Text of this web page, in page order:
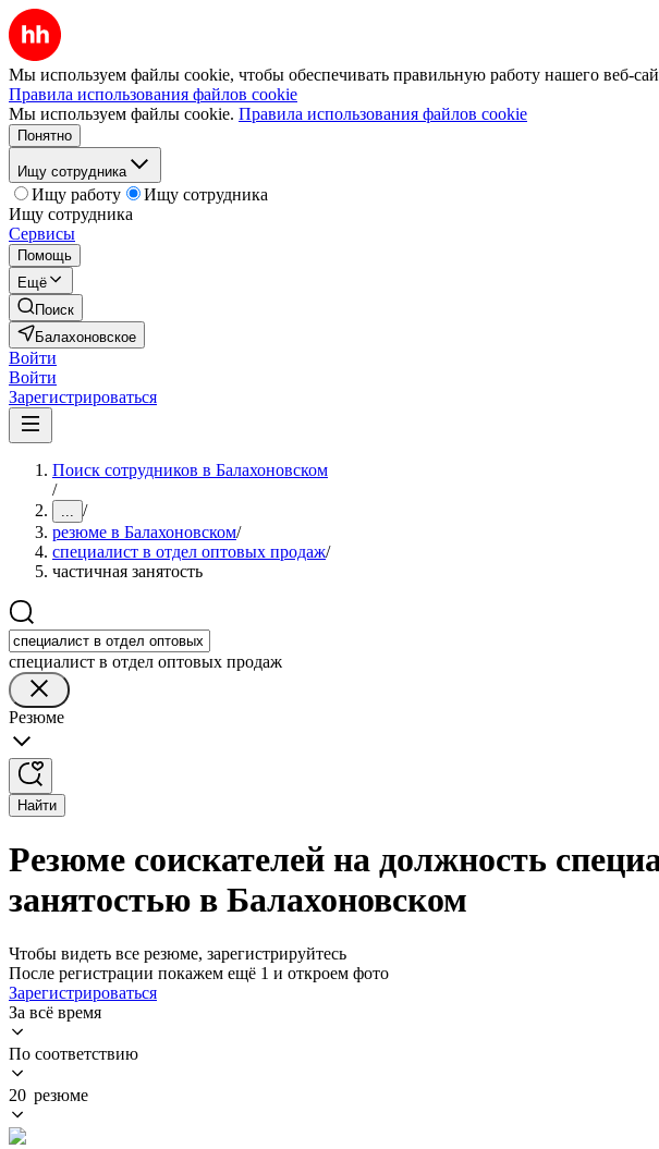
Мы используем файлы cookie, чтобы обеспечивать правильную работу нашего веб-
Правила использования файлов cookie
Мы используем файлы cookie. Правила использования файлов cookie
Понятно
Ищу сотрудника
Ищу работу
Ищу сотрудника
Ищу сотрудника
Сервисы
Помощь
Ещё
Поиск
Балахоновское
Войти
Войти
Зарегистрироваться
Поиск сотрудников в Балахоновском
/
... /
резюме в Балахоновском/
специалист в отдел оптовых продаж/
частичная занятость
специалист в отдел оптовых продаж
Резюме
Найти
Резюме соискателей на должность
занятостью в Балахоновском
Чтобы видеть все резюме, зарегистрируйтесь
После регистрации покажем ещё 1 и откроем фото
Зарегистрироваться
За всё время
По соответствию
20 резюме